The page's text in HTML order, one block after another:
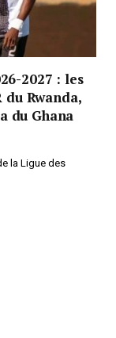
2027 : les
du Rwanda,
du Ghana
la Ligue des